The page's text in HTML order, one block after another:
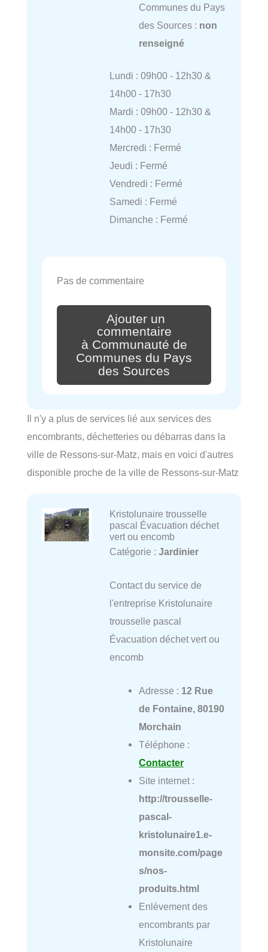
Communes du Pays
des Sources : non
renseigné
Lundi : 09h00 - 12h30 &
14h00 - 17h30
Mardi : 09h00 - 12h30 &
14h00 - 17h30
Mercredi : Fermé
Jeudi : Fermé
Vendredi : Fermé
Samedi : Fermé
Dimanche : Fermé
Pas de commentaire
Ajouter un
commentaire
à Communauté de
Communes du Pays
des Sources
Il n'y a plus de services lié aux services des
encombrants, déchetteries ou débarras dans la
ville de Ressons-sur-Matz, mais en voici d'autres
disponible proche de la ville de Ressons-sur-Matz
Kristolunaire trousselle
pascal Évacuation déchet
vert ou encomb
Catégorie : Jardinier
Contact du service de
l'entreprise Kristolunaire
trousselle pascal
Évacuation déchet vert ou
encomb
Adresse : 12 Rue
de Fontaine, 80190
Morchain
Téléphone :
Contacter
Site internet :
http://trousselle-
pascal-
kristolunaire1.e-
monsite.com/page
s/nos-
produits.html
Enlèvement des
encombrants par
Kristolunaire